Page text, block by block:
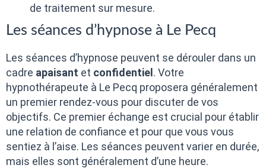
de traitement sur mesure.
Les séances d’hypnose à Le Pecq
Les séances d’hypnose peuvent se dérouler dans un
cadre apaisant et confidentiel. Votre
hypnothérapeute à Le Pecq proposera généralement
un premier rendez-vous pour discuter de vos
objectifs. Ce premier échange est crucial pour établir
une relation de confiance et pour que vous vous
sentiez à l’aise. Les séances peuvent varier en durée,
mais elles sont généralement d’une heure.